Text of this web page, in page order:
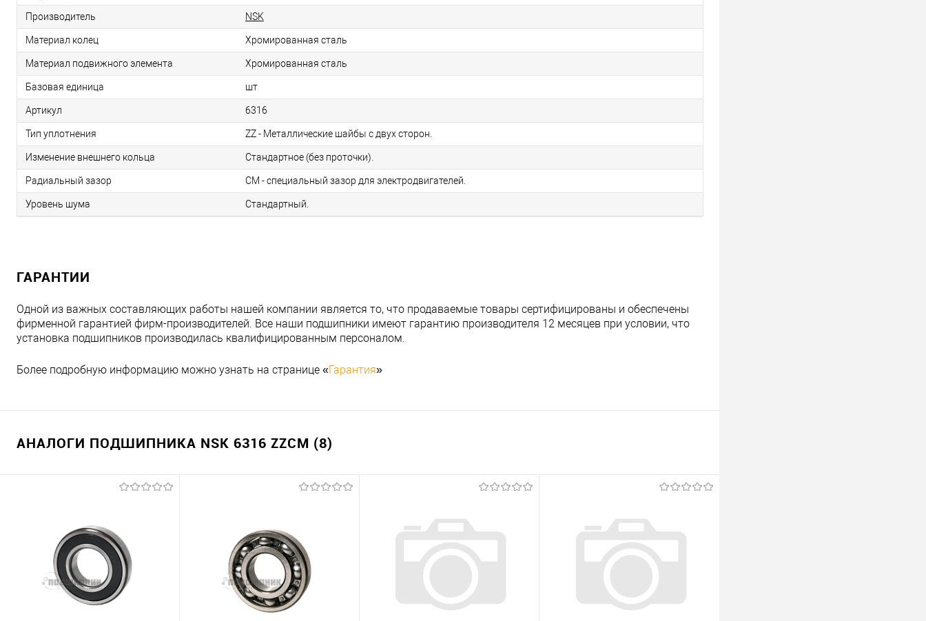
Производитель NSK
Материал колец Хромированная сталь
Материал подвижного элемента Хромированная сталь
Базовая единица шт
Артикул 6316
Тип уплотнения ZZ - Металлические шайбы с двух сторон.
Изменение внешнего кольца Стандартное (без проточки).
Радиальный зазор CM - специальный зазор для электродвигателей.
Уровень шума Стандартный.
ГАРАНТИИ
Одной из важных составляющих работы нашей компании является то, что продаваемые товары сертифицированы и обеспечены
фирменной гарантией фирм-производителей. Все наши подшипники имеют гарантию производителя 12 месяцев при условии, что
установка подшипников производилась квалифицированным персоналом.
Более подробную информацию можно узнать на странице «Гарантия»
АНАЛОГИ ПОДШИПНИКА NSK 6316 ZZCM (8)